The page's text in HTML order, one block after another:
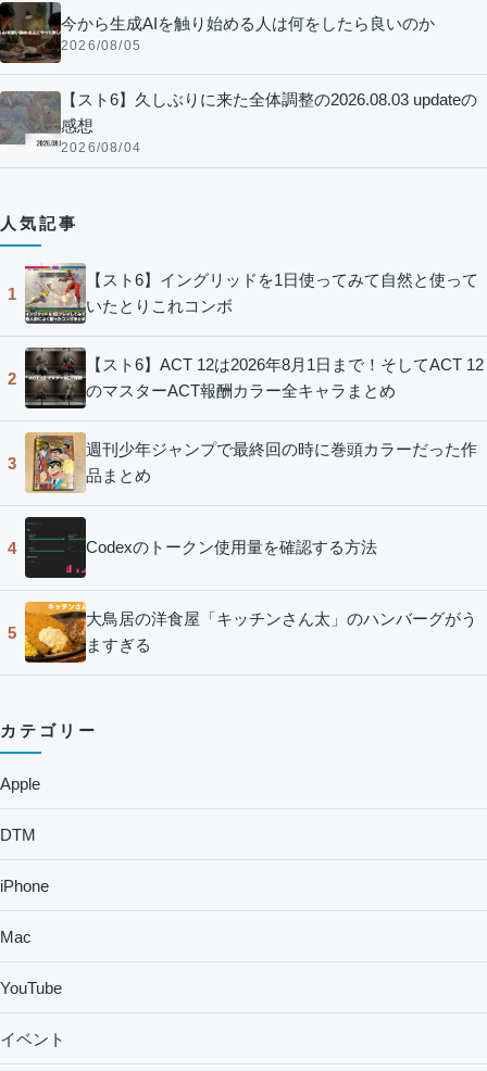
今から生成AIを触り始める人は何をしたら良いのか
2026/08/05
【スト6】久しぶりに来た全体調整の2026.08.03 updateの
感想
2026/08/04
人気記事
1
【スト6】イングリッドを1日使ってみて自然と使って
いたとりこれコンボ
2
【スト6】ACT 12は2026年8月1日まで！そしてACT 12
のマスターACT報酬カラー全キャラまとめ
3
週刊少年ジャンプで最終回の時に巻頭カラーだった作
品まとめ
4 Codexのトークン使用量を確認する方法
5
大鳥居の洋食屋「キッチンさん太」のハンバーグがう
ますぎる
カテゴリー
Apple
DTM
iPhone
Mac
YouTube
イベント